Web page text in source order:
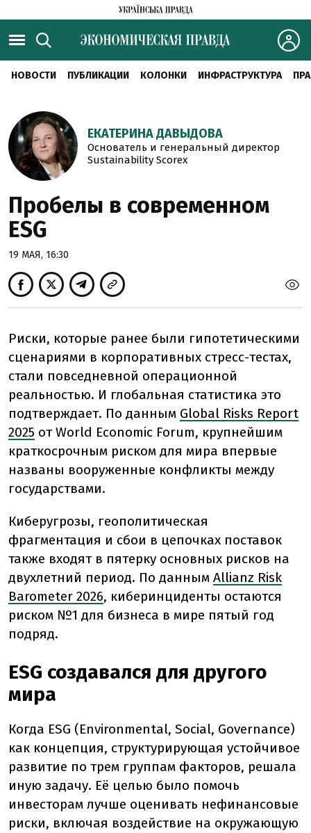
НОВОСТИ ПУБЛИКАЦИИ КОЛОНКИ ИНФРАСТРУКТУРА
ЕКАТЕРИНА ДАВЫДОВА
Основатель и генеральный директор
Sustainability Scorex
Пробелы в современном
ESG
19 МАЯ, 16:30
Риски, которые ранее были гипотетическими
сценариями в корпоративных стресс-тестах,
стали повседневной операционной
реальностью. И глобальная статистика это
подтверждает. По данным Global Risks Report
2025 от World Economic Forum, крупнейшим
краткосрочным риском для мира впервые
названы вооруженные конфликты между
государствами.
Киберугрозы, геополитическая
фрагментация и сбои в цепочках поставок
также входят в пятерку основных рисков на
двухлетний период. По данным Allianz Risk
Barometer 2026, киберинциденты остаются
риском №1 для бизнеса в мире пятый год
подряд.
ESG создавался для другого
мира
Когда ESG (Environmental, Social, Governance)
как концепция, структурирующая устойчивое
развитие по трем группам факторов, решала
иную задачу. Её целью было помочь
инвесторам лучше оценивать нефинансовые
риски, включая воздействие на окружающую